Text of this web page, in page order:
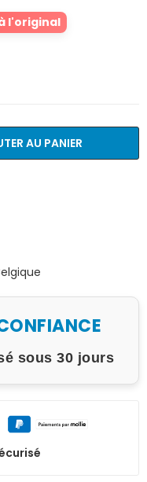
l'original
AU PANIER
sous 30 jours